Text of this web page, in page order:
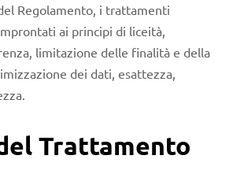
Regolamento, i trattamenti
ai principi di liceità,
limitazione delle finalità e della
dei dati, esattezza,
Trattamento